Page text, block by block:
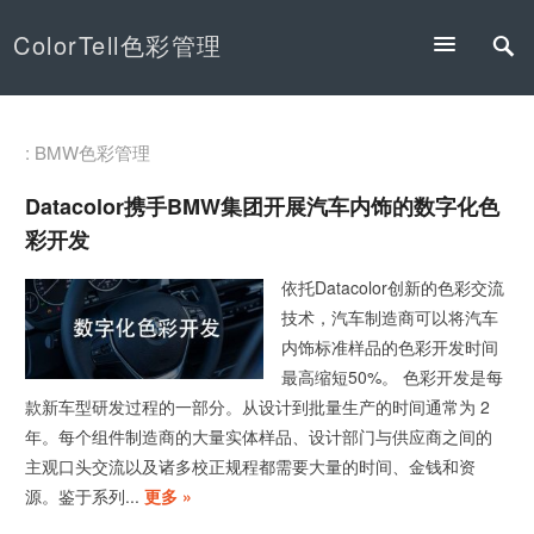
ColorTell色彩管理
: BMW色彩管理
Datacolor携手BMW集团开展汽车内饰的数字化色
彩开发
依托Datacolor创新的色彩交流
技术，汽车制造商可以将汽车
内饰标准样品的色彩开发时间
最高缩短50%。 色彩开发是每
款新车型研发过程的一部分。从设计到批量生产的时间通常为 2
年。每个组件制造商的大量实体样品、设计部门与供应商之间的
主观口头交流以及诸多校正规程都需要大量的时间、金钱和资
源。鉴于系列...更多 »